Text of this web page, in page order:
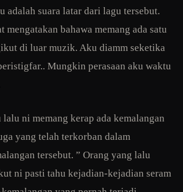
adalah suara latar dari lagu tersebut.
mengatakan bahawa memang ada satu
di luar muzik. Aku diamm seketika
Mungkin perasaan aku waktu
lalu ni memang kerap ada kemalangan
yang telah terkorban dalam
tersebut. ” Orang yang lalu
ni pasti tahu kejadian-kejadian seram